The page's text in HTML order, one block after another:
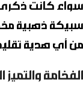
سواء كانت ذكرى
سبيكة ذهبية
من أي هدية
الفخامة